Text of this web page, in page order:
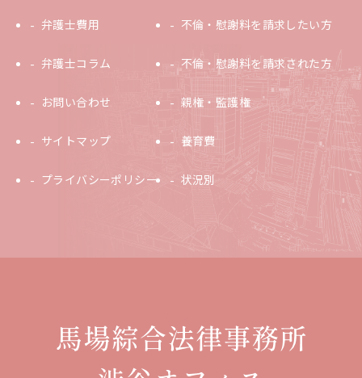
弁護士費用
弁護士コラム
お問い合わせ
サイトマップ
プライバシーポリシー
不倫・慰謝料を請求したい方
不倫・慰謝料を請求された方
親権・監護権
養育費
状況別